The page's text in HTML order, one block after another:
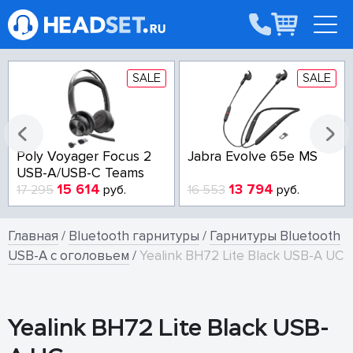
SALE
Poly Voyager Focus 2
USB-A/USB-C Teams
17 295 15 614 руб.
SALE
Jabra Evolve 65e MS
16 553 13 794 руб.
Главная / Bluetooth гарнитуры / Гарнитуры Bluetooth
USB-A с оголовьем /Yealink BH72 Lite Black USB-A UC
Yealink BH72 Lite Black USB-